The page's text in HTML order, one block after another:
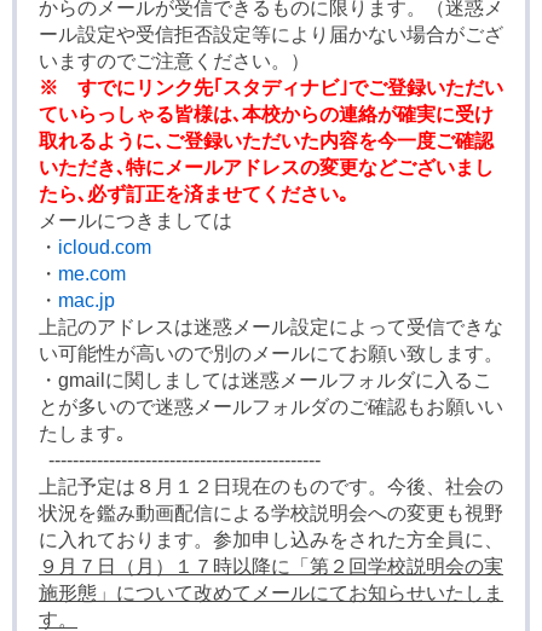
からのメールが受信できるものに限ります。（迷惑メ
ール設定や受信拒否設定等により届かない場合がござ
いますのでご注意ください。）
※ すでにリンク先｢スタディナビ｣でご登録いただい
ていらっしゃる皆様は､本校からの連絡が確実に受け
取れるように､ご登録いただいた内容を今一度ご確認
いただき､特にメールアドレスの変更などございまし
たら､必ず訂正を済ませてください｡
メールにつきましては
・ icloud.com
・ me.com
・ mac.jp
上記のアドレスは迷惑メール設定によって受信できな
い可能性が高いので別のメールにてお願い致します。
・gmailに関しましては迷惑メールフォルダに入るこ
とが多いので迷惑メールフォルダのご確認もお願いい
たします｡
---------------------------------------------
上記予定は８月１２日現在のものです。今後、社会の
状況を鑑み動画配信による学校説明会への変更も視野
に入れております。参加申し込みをされた方全員に、
９月７日（月）１７時以降に「第２回学校説明会の実
施形態」について改めてメールにてお知らせいたしま
す。